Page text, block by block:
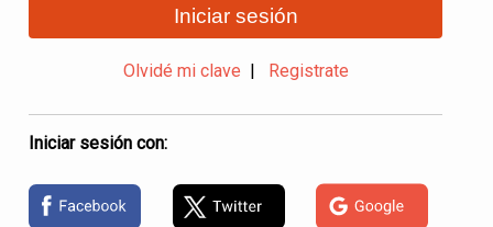
Iniciar sesión
Olvidé mi clave Registrate
Iniciar sesión con: